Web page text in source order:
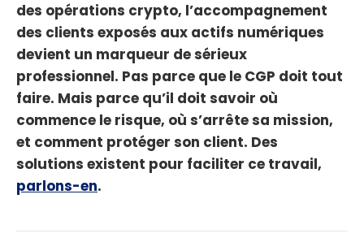
des opérations crypto, l’accompagnement
des clients exposés aux actifs numériques
devient un marqueur de sérieux
professionnel. Pas parce que le CGP doit tout
faire. Mais parce qu’il doit savoir où
commence le risque, où s’arrête sa mission,
et comment protéger son client. Des
solutions existent pour faciliter ce travail,
parlons-en.